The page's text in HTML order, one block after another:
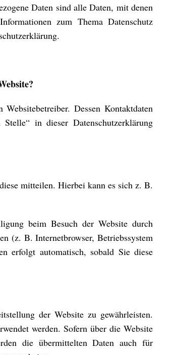
Daten sind alle Daten, mit denen
zum Thema Datenschutz
Dessen Kontaktdaten
in dieser Datenschutzerklärung
mitteilen. Hierbei kann es sich z. B.
beim Besuch der Website durch
(z. B. Internetbrowser, Betriebssystem
erfolgt automatisch, sobald Sie diese
der Website zu gewährleisten.
werden. Sofern über die Website
die übermittelten Daten auch für